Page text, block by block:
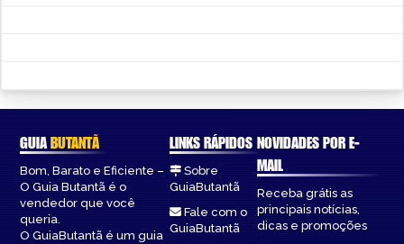
GUIABUTANTÃ
Bom, Barato e Eficiente –
O Guia Butantã é o
vendedor que você
queria.
O GuiaButantã é um guia
LINKS RÁPIDOS
Sobre
GuiaButantã
Fale com o
GuiaButantã
NOVIDADES POR E-
MAIL
Receba grátis as
principais notícias,
dicas e promoções